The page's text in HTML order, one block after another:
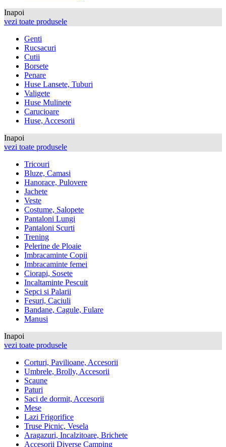
Inapoi
vezi toate produsele
Genti
Rucsacuri
Cutii
Borsete
Penare
Huse Lansete, Tuburi
Valigete
Huse Mulinete
Carucioare
Huse, Accesorii
Inapoi
vezi toate produsele
Tricouri
Bluze, Camasi
Hanorace, Pulovere
Jachete
Veste
Costume, Salopete
Pantaloni Lungi
Pantaloni Scurti
Trening
Pelerine de Ploaie
Imbracaminte Copii
Imbracaminte femei
Ciorapi, Sosete
Incaltaminte Pescuit
Sepci si Palarii
Fesuri, Caciuli
Bandane, Cagule, Fulare
Manusi
Inapoi
vezi toate produsele
Corturi, Pavilioane, Accesorii
Umbrele, Brolly, Accesorii
Scaune
Paturi
Saci de dormit, Accesorii
Mese
Lazi Frigorifice
Truse Picnic, Vesela
Aragazuri, Incalzitoare, Brichete
Accesorii Diverse Camping